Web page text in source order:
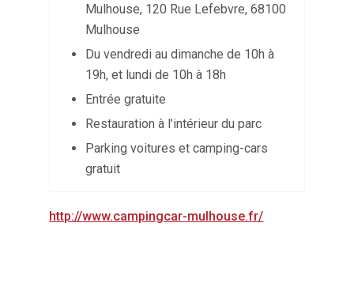
Mulhouse, 120 Rue Lefebvre, 68100
Mulhouse
Du vendredi au dimanche de 10h à
19h, et lundi de 10h à 18h
Entrée gratuite
Restauration à l’intérieur du parc
Parking voitures et camping-cars
gratuit
http://www.campingcar-mulhouse.fr/